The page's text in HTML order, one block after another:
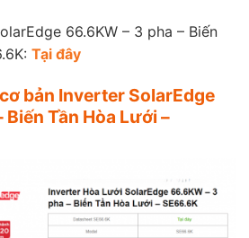
66.6KW – 3 pha – Biến
Tại đây
bản Inverter SolarEdge
Biến Tần Hòa Lưới –